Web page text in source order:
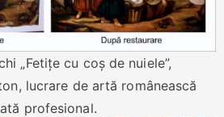
„Fetițe cu coș de nuiele”,
lucrare de artă românească
profesional.